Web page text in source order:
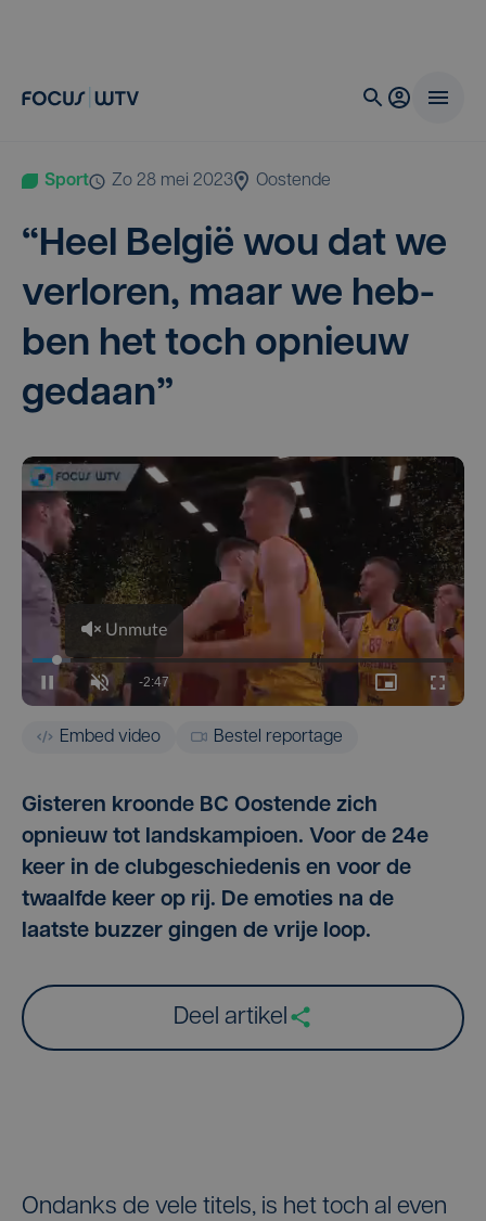
Sport zo 28 mei 2023 Oostende
“Heel Bel­gië wou dat we
ver­lo­ren, maar we heb­
ben het toch opnieuw
gedaan”
Embed video Bestel reportage
Gisteren kroonde BC Oostende zich
opnieuw tot landskampioen. Voor de 24e
keer in de clubgeschiedenis en voor de
twaalfde keer op rij. De emoties na de
laatste buzzer gingen de vrije loop.
Deel artikel
Ondanks de vele titels, is het toch al even